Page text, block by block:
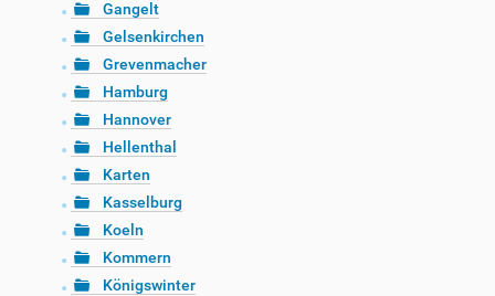
Gangelt
Gelsenkirchen
Grevenmacher
Hamburg
Hannover
Hellenthal
Karten
Kasselburg
Koeln
Kommern
Königswinter